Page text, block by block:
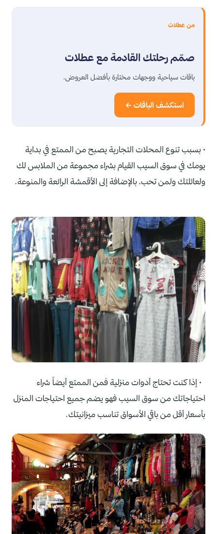
من عطلات
صمّم رحلتك القادمة مع عطلات
باقات سياحية ووجهات مختارة بأفضل العروض.
استكشف الباقات ←
• بسبب تنوع المحلات التجارية يصبح من الممتع في بداية
يومك في سوق السيب القيام بشراء مجموعة من الملابس لك
ولعائلتك ولمن تحب، بالإضافة إلى الأقمشة الرائعة والمنوعة.
• إذا كنت تحتاج أدوات منزلية فمن الممتع أيضاً شراء
احتياجاتك من سوق السيب فهو يضم جميع احتياجات المنزل
بأسعار أقل من باقي الأسواق تناسب ميزانيتك.